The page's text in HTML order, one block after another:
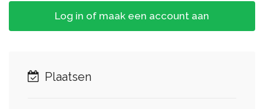
Log in of maak een account aan
Plaatsen